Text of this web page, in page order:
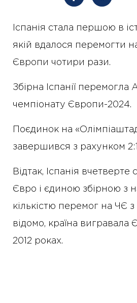
Іспанія стала першою в
якій вдалося перемогти
Європи чотири рази.
Збірна Іспанії перемогла
чемпіонату Європи-2024.
Поєдинок на
завершився з рахунком
Відтак, Іспанія вчетверте
Євро і єдиною збірною з
кількістю перемог на ЧЄ
відомо, країна вигравала
2012 роках.